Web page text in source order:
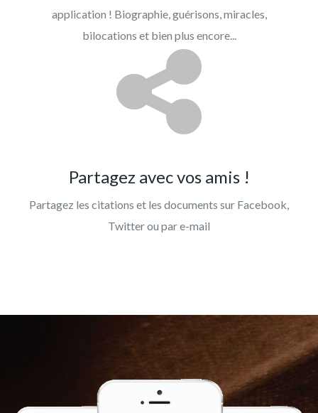
application ! Biographie, guérisons, miracles,
bilocations et bien plus encore...
Partagez avec vos amis !
Partagez les citations et les documents sur Facebook,
Twitter ou par e-mail